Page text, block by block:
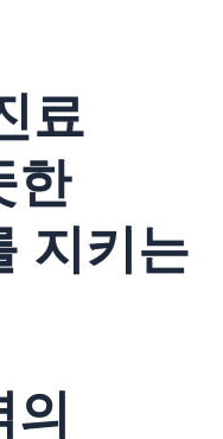
료
한
지키는
의